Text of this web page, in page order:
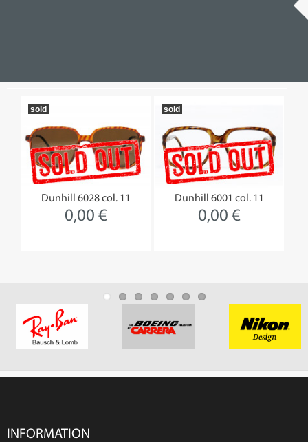
Dunhill 6028 col. 11
0,00 €
sold
Dunhill 6001 col. 11
0,00 €
sold
INFORMATION